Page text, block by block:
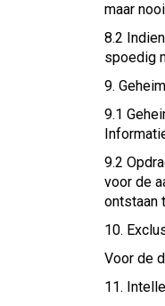
maar
8.2
spoedig
9.
9.1
9.2
voor de
ontstaan
10.
Voor de
11.